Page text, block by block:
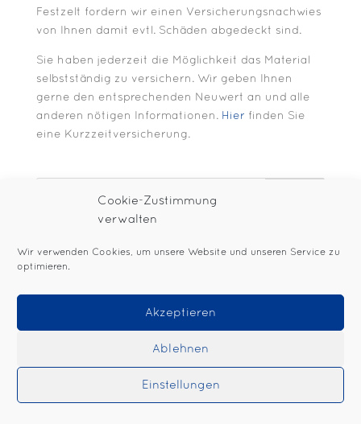
Cookie-Zustimmung
verwalten
Wir verwenden Cookies, um unsere Website und unseren Service zu
optimieren.
Akzeptieren
Ablehnen
Einstellungen
Festzelt fordern wir einen Versicherungsnachwies
von Ihnen damit evtl. Schäden abgedeckt sind.
Sie haben jederzeit die Möglichkeit das Material
selbstständig zu versichern. Wir geben Ihnen
gerne den entsprechenden Neuwert an und alle
anderen nötigen Informationen. Hier finden Sie
eine Kurzzeitversicherung.
Cookie-Richtlinie
Schutzkonzept
Gestaltet durch Cedric Schumann | © Woanders